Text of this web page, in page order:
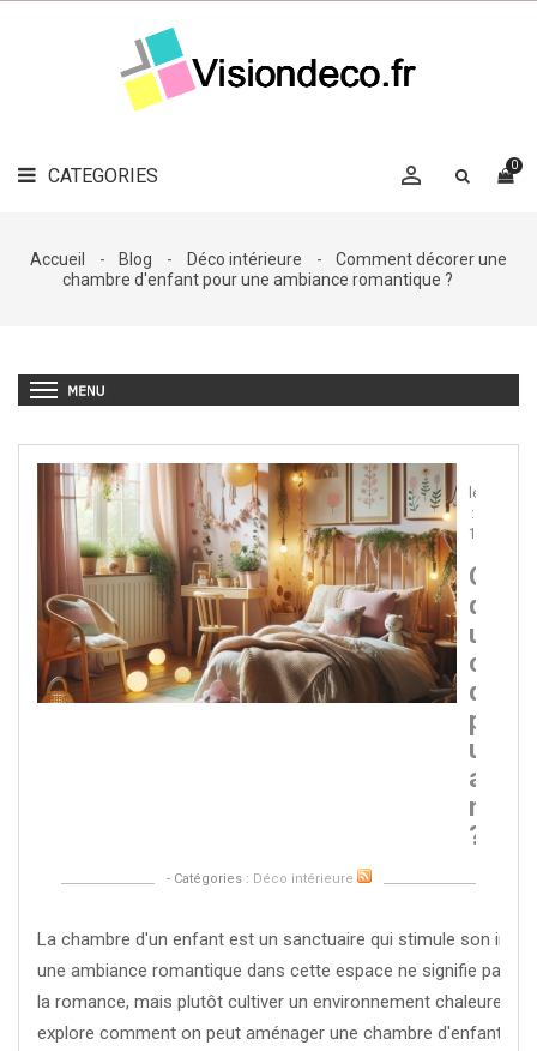
CATEGORIES 0

LE
MAG
DÉCO

DÉCO
Accueil Blog Déco intérieure
Comment décorer une
chambre d'enfant pour une ambiance romantique ?
le
:
14/01/
une
pour
une
?
- Catégories : Déco intérieure
La chambre d'un enfant est un sanctuaire qui stimule son
une ambiance romantique dans cette espace ne signifie pas
la romance, mais plutôt cultiver un environnement chaleureux,
explore comment on peut aménager une chambre d'enfant